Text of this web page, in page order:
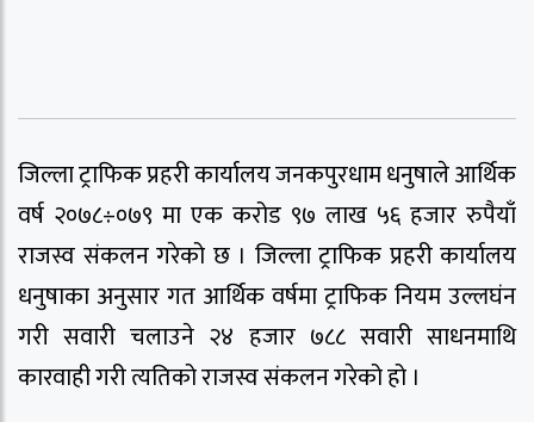
जिल्ला ट्राफिक प्रहरी कार्यालय जनकपुरधाम धनुषाले आर्थिक
वर्ष २०७८÷०७९ मा एक करोड ९७ लाख ५६ हजार रुपैयाँ
राजस्व संकलन गरेको छ । जिल्ला ट्राफिक प्रहरी कार्यालय
धनुषाका अनुसार गत आर्थिक वर्षमा ट्राफिक नियम उल्लघंन
गरी सवारी चलाउने २४ हजार ७८८ सवारी साधनमाथि
कारवाही गरी त्यतिको राजस्व संकलन गरेको हो ।